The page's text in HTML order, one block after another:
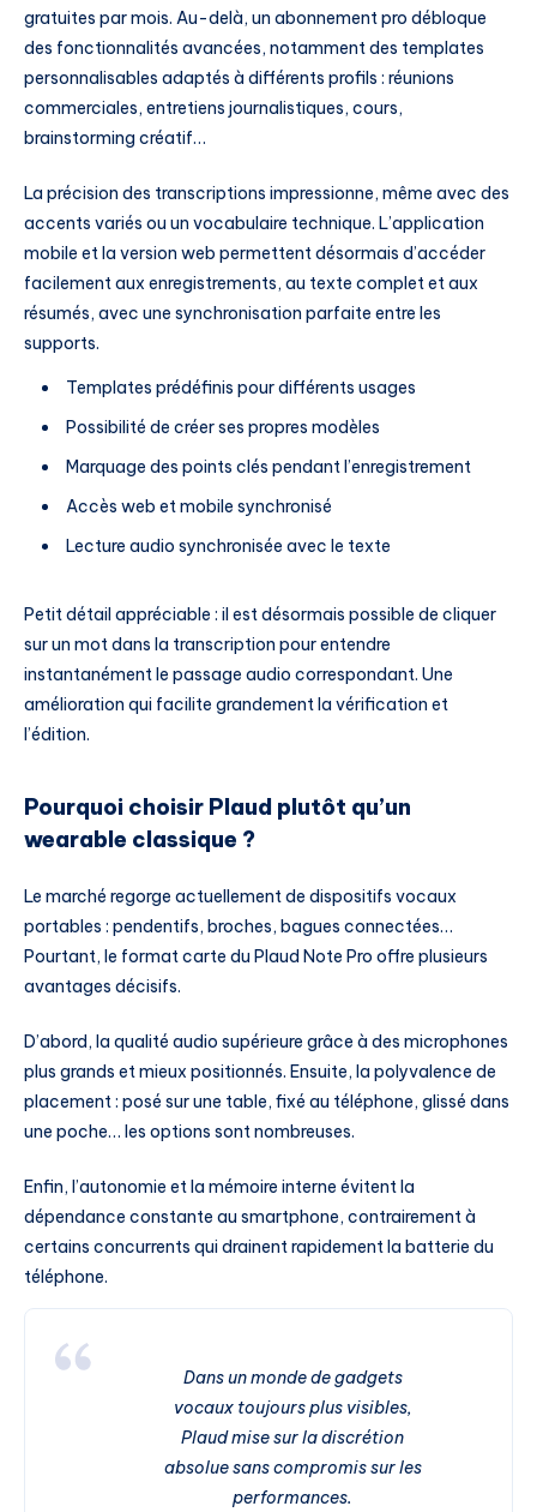
gratuites par mois. Au-delà, un abonnement pro débloque
des fonctionnalités avancées, notamment des templates
personnalisables adaptés à différents profils : réunions
commerciales, entretiens journalistiques, cours,
brainstorming créatif…
La précision des transcriptions impressionne, même avec des
accents variés ou un vocabulaire technique. L’application
mobile et la version web permettent désormais d’accéder
facilement aux enregistrements, au texte complet et aux
résumés, avec une synchronisation parfaite entre les
supports.
Templates prédéfinis pour différents usages
Possibilité de créer ses propres modèles
Marquage des points clés pendant l’enregistrement
Accès web et mobile synchronisé
Lecture audio synchronisée avec le texte
Petit détail appréciable : il est désormais possible de cliquer
sur un mot dans la transcription pour entendre
instantanément le passage audio correspondant. Une
amélioration qui facilite grandement la vérification et
l’édition.
Pourquoi choisir Plaud plutôt qu’un
wearable classique ?
Le marché regorge actuellement de dispositifs vocaux
portables : pendentifs, broches, bagues connectées…
Pourtant, le format carte du Plaud Note Pro offre plusieurs
avantages décisifs.
D’abord, la qualité audio supérieure grâce à des microphones
plus grands et mieux positionnés. Ensuite, la polyvalence de
placement : posé sur une table, fixé au téléphone, glissé dans
une poche… les options sont nombreuses.
Enfin, l’autonomie et la mémoire interne évitent la
dépendance constante au smartphone, contrairement à
certains concurrents qui drainent rapidement la batterie du
téléphone.
Dans un monde de gadgets
vocaux toujours plus visibles,
Plaud mise sur la discrétion
absolue sans compromis sur les
performances.